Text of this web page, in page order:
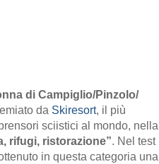
di Campiglio/​Pinzolo/​
da Skiresort, il più
sciistici al mondo, nella
rifugi, ristorazione”. Nel test
in questa categoria una